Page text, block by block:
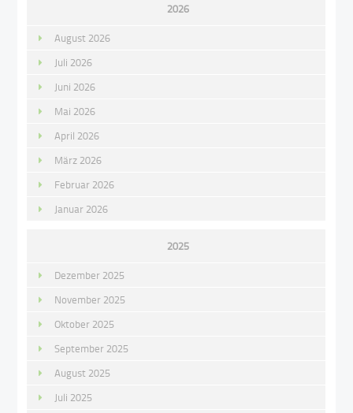
2026
August 2026
Juli 2026
Juni 2026
Mai 2026
April 2026
März 2026
Februar 2026
Januar 2026
2025
Dezember 2025
November 2025
Oktober 2025
September 2025
August 2025
Juli 2025